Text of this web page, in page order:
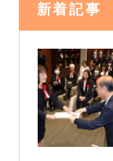
新着記事